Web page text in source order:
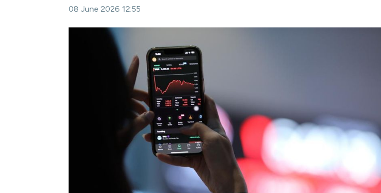
08 June 2026 12:55